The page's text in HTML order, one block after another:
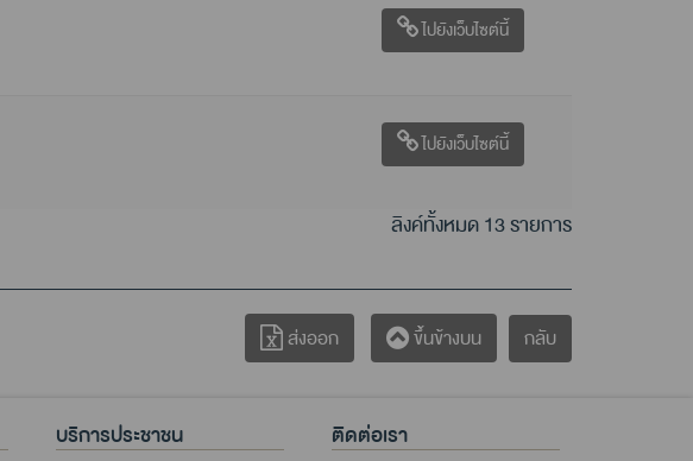
ไปยังเว็บไซต์นี้
ไปยังเว็บไซต์นี้
ลิงค์ทั้งหมด 13 รายการ
ส่งออก ขึ้นข้างบน กลับ
บริการประชาชน ติดต่อเรา